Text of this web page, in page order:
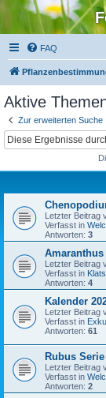
FAQ
Aktive
Zur erweiterten Suche
Letzter Beitrag
Verfasst in
Antworten: 3
Letzter Beitrag
Verfasst in
Antworten: 4
Kalender
Letzter Beitrag
Verfasst in
Antworten: 61
Rubus
Letzter Beitrag
Verfasst in
Antworten: 2